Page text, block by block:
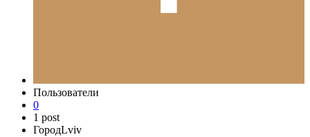
Пользователи
0
1 post
ГородLviv